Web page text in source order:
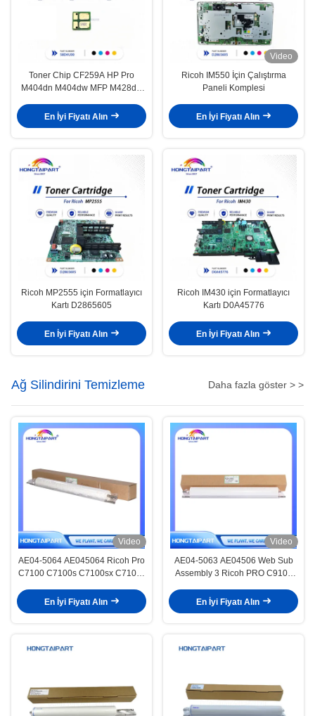
Toner Chip CF259A HP Pro
M404dn M404dw MFP M428dw
M406 M430 Yazıcı Çipleri
Hongtaipart
En İyi Fiyatı Alın
Video
Ricoh IM550 İçin Çalıştırma
Paneli Komplesi
En İyi Fiyatı Alın
Ricoh MP2555 için Formatlayıcı
Kartı D2865605
En İyi Fiyatı Alın
Ricoh IM430 için Formatlayıcı
Kartı D0A45776
En İyi Fiyatı Alın
Ağ Silindirini Temizleme Daha fazla göster > >
Video
AE04-5064 AE045064 Ricoh Pro
C7100 C7100s C7100sx C7100x
C7110X Temizlik Birimi için Web
Sub Assembly
En İyi Fiyatı Alın
Video
AE04-5063 AE04506 Web Sub
Assembly 3 Ricoh PRO C9100
Roller için HONGTAIPART
En İyi Fiyatı Alın